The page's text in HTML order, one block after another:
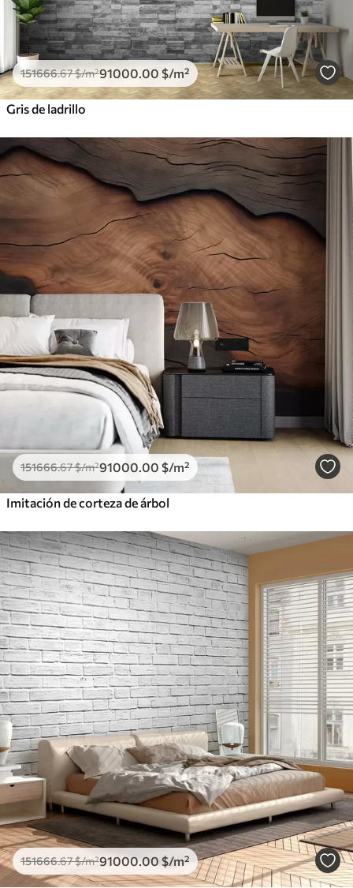
151666.67$/m²91000.00 $/m²
Gris de ladrillo
151666.67$/m²91000.00 $/m²
Imitación de corteza de árbol
151666.67$/m²91000.00 $/m²